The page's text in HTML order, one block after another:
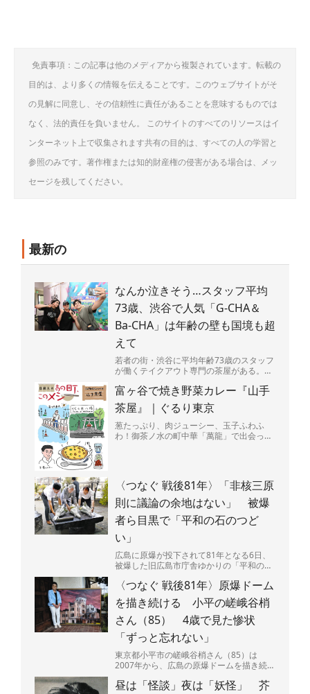
免責事項：この記事は他のメディアから複製されています。転載の
目的は、より多くの情報を伝えることです。このウェブサイトがそ
の見解に同意し、その信頼性に責任があることを意味するものでは
なく、法的責任を負いません。 このサイトのすべてのリソースはイ
ンターネット上で収集されます共有の目的は、すべての人の学習と
参照のみです。著作権または知的財産権の侵害がある場合は、メッ
セージを残してください。
最新の
なんか泣きそう…スタッフ平均
73歳、渋谷で人気「G-CHA＆
Ba-CHA」は年齢の壁も国境も超
えて
若者の街・渋谷に平均年齢73歳のスタッフ
が働くテイクアウト専門の茶屋がある。
バーチャ）...
富ヶ谷で焼き野菜カレー『山手
茶屋』｜ぐるり東京
葱たっぷり、肉ジューシー、玉子ふわふ
わ！御茶ノ水の町中華「萬龍」で出会っ
〈つなぐ 戦後81年〉「非核三原
則に議論の余地はない」 被爆
者ら目黒で「平和の石のつど
い」
広島に原爆が投下されて81年となる6日、
被爆した旧広島市庁舎ゆかりの「平和の
ぜんとなかよし公園（...
〈つなぐ 戦後81年〉原爆ドーム
を描き続ける 小平の嵯峨谷梢
さん（85） 4歳で見た惨状
「ずっと忘れない」
東京都小平市の嵯峨谷梢さん（85）は
2007年から、広島の原爆ドームを描き続け
原爆投下直後の広島...
昼は「怪談」夜は「妖怪」 芥